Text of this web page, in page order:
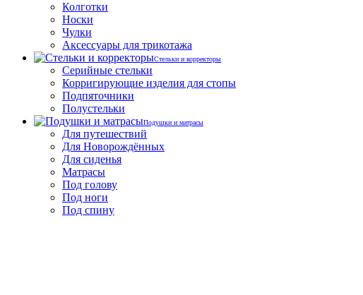
Колготки
Носки
Чулки
Аксессуары для трикотажа
Стельки и корректоры
Серийные стельки
Корригирующие изделия для стопы
Подпяточники
Полустельки
Подушки и матрасы
Для путешествий
Для Новорождённых
Для сиденья
Матрасы
Под голову
Под ноги
Под спину